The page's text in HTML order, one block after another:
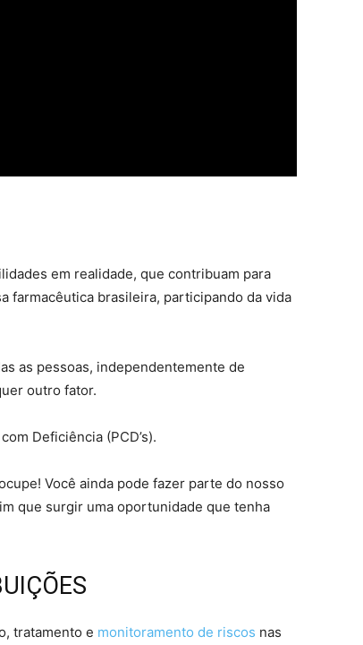
em realidade, que contribuam para
farmacêutica brasileira, participando da vida
as pessoas, independentemente de
outro fator.
Deficiência (PCD’s).
Você ainda pode fazer parte do nosso
que surgir uma oportunidade que tenha
tratamento e monitoramento de riscos nas